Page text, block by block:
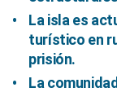
La isla es
turístico en
prisión.
La